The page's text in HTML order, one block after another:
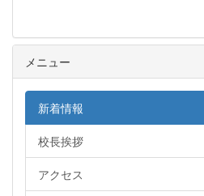
メニュー
新着情報
校長挨拶
アクセス